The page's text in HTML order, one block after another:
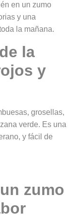
en un zumo
y una
la mañana.
la
y
grosellas,
verde. Es una
y fácil de
zumo